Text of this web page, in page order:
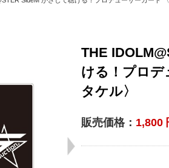
THE
ける！プロデ
タケル〉
販売価格： 1,800